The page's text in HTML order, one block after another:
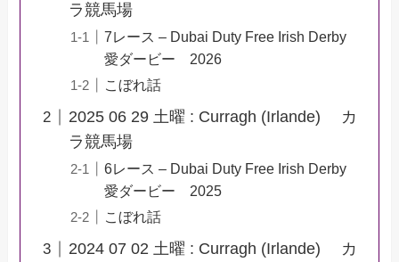
ラ競馬場
7レース – Dubai Duty Free Irish Derby
愛ダービー 2026
こぼれ話
2025 06 29 土曜 : Curragh (Irlande) カ
ラ競馬場
6レース – Dubai Duty Free Irish Derby
愛ダービー 2025
こぼれ話
2024 07 02 土曜 : Curragh (Irlande) カ